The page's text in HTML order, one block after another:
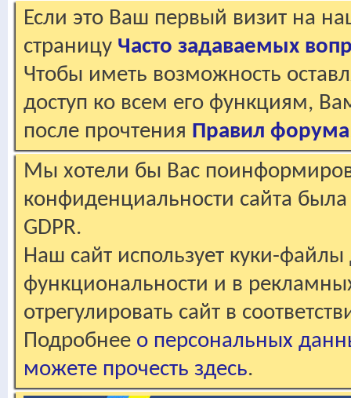
Если это Ваш первый визит на
страницу Часто задаваемых
Чтобы иметь возможность
доступ ко всем его функциям,
после прочтения Правил форума
Мы хотели бы Вас
конфиденциальности сайта
GDPR.
Наш сайт использует куки-файлы
функциональности и в
отрегулировать сайт в
Подробнее о персональных
можете прочесть здесь.